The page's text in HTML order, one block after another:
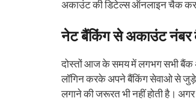
अकाउंट की डिटेल्स ऑनलाइन चैक
नेट बैंकिंग से अकाउंट नंबर
दोस्तों आज के समय में लगभग सभी बैंक
लॉगिन करके अपने बैंकिंग सेवाओ से जुड़े
लगाने की जरूरत भी नहीं होती है।